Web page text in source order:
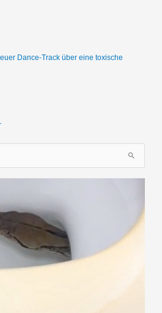
Dance-Track über eine toxische